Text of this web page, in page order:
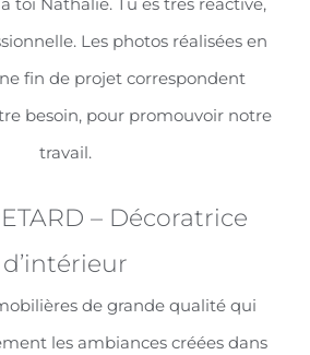
Les photos réalisées en
fin de projet correspondent
besoin, pour promouvoir notre
travail.
– Décoratrice
d’intérieur
de grande qualité qui
les ambiances créées dans